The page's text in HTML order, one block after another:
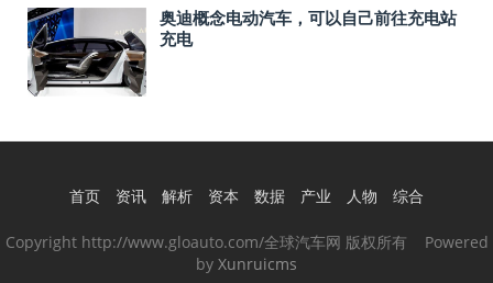
奥迪概念电动汽车，可以自己前往充电站
充电
首页 资讯 解析 资本 数据 产业 人物 综合
Copyright http://www.gloauto.com/全球汽车网 版权所有 Powered
by Xunruicms